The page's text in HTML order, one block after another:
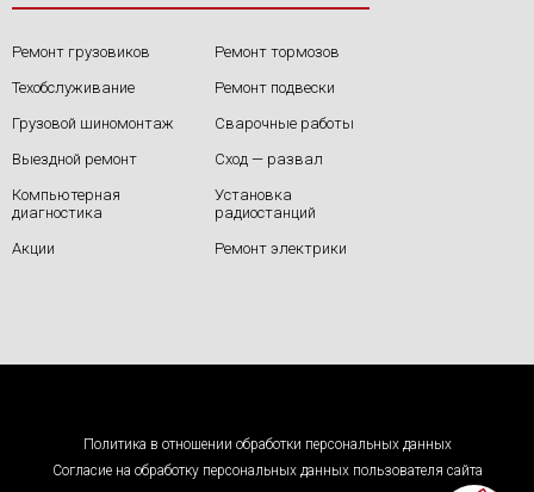
Ремонт грузовиков
Техобслуживание
Грузовой шиномонтаж
Ремонт тормозов
Ремонт подвески
Сварочные работы
Сход — развал
Установка
радиостанций
Компьютерная
диагностика
Ремонт электрики
Выездной ремонт
Акции
Политика в отношении обработки персональных данных
Согласие на обработку персональных данных пользователя сайта